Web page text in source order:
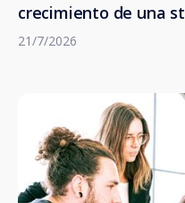
crecimiento de una
21/7/2026